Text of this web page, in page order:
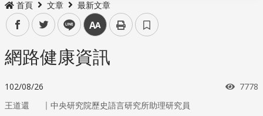
首頁 文章 最新文章
facebooktwitter line 中
網路健康資訊
102/08/26 瀏覽
7778
王道還 ｜ 中央研究院歷史語言研究所助理研究員